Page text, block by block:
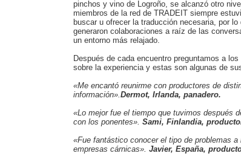
pinchos y vino de Logroño, se alcanzó otro
miembros de la red de TRADEIT siempre
buscar u ofrecer la traducción necesaria, por lo
generaron colaboraciones a raíz de las
un entorno más relajado.
Después de cada encuentro preguntamos a
sobre la experiencia y estas son algunas de
«Me encantó reunirme con productores de
información».Dermot, Irlanda, panadero.
«Lo mejor fue el tiempo que tuvimos después
con los ponentes». Sami, Finlandia,
«Fue fantástico conocer el tipo de problemas
empresas cárnicas». Javier, España,